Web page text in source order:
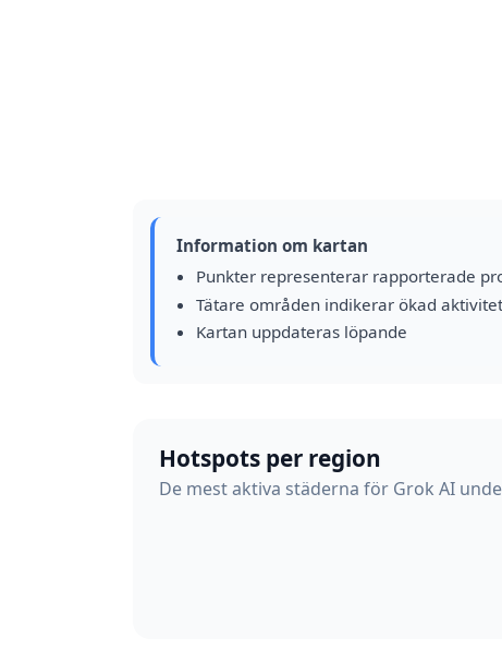
Information om kartan
Punkter representerar rapporterade
Tätare områden indikerar ökad aktivitet
Kartan uppdateras löpande
Hotspots per region
De mest aktiva städerna för Grok AI